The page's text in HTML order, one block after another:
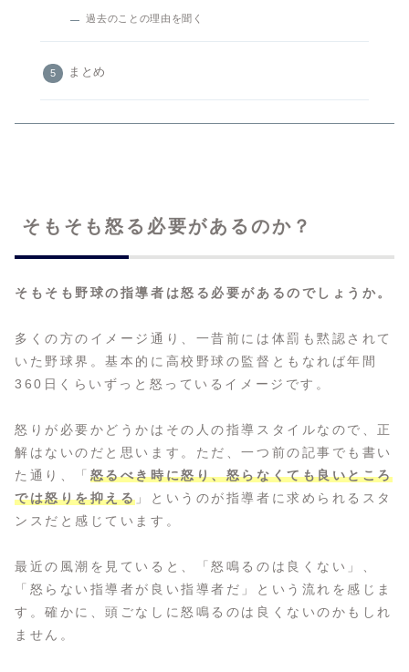
過去のことの理由を聞く
まとめ
そもそも怒る必要があるのか？
そもそも野球の指導者は怒る必要があるのでしょうか。
多くの方のイメージ通り、一昔前には体罰も黙認されて
いた野球界。基本的に高校野球の監督ともなれば年間
360日くらいずっと怒っているイメージです。
怒りが必要かどうかはその人の指導スタイルなので、正
解はないのだと思います。ただ、一つ前の記事でも書い
た通り、「 怒るべき時に怒り、怒らなくても良いところ
では怒りを抑える 」というのが指導者に求められるスタ
ンスだと感じています。
最近の風潮を見ていると、「怒鳴るのは良くない」、
「怒らない指導者が良い指導者だ」という流れを感じま
す。確かに、頭ごなしに怒鳴るのは良くないのかもしれ
ません。